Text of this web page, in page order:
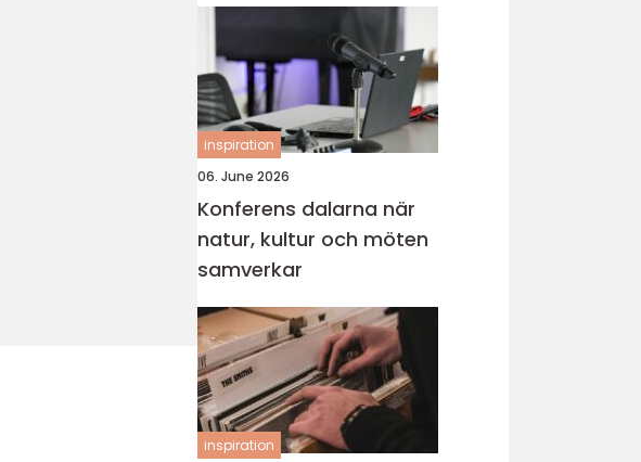
inspiration
06. June 2026
Konferens dalarna när
natur, kultur och möten
samverkar
inspiration